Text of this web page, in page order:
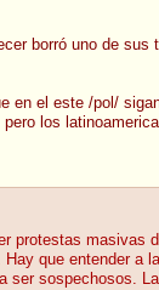
borró uno de sus
en el este /pol/
los
protestas masivas
que entender a
ser sospechosos.